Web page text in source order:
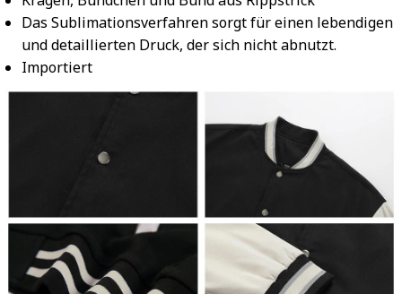
Das Sublimationsverfahren sorgt für einen lebendigen
und detaillierten Druck, der sich nicht abnutzt.
Importiert